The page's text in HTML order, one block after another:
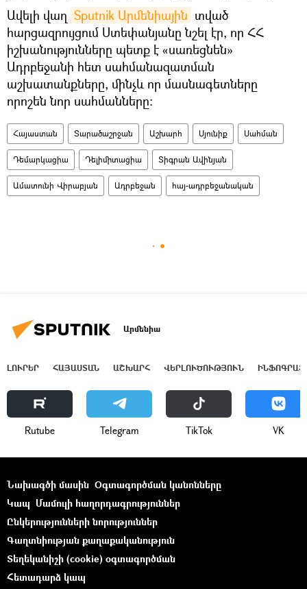
Ավելի վաղ Sputnik Արմենիային տված
հարցազրույցում Ստեփանյանը նշել էր, որ ՀՀ
իշխանությունները պետք է «սառեցնեն»
Ադրբեջանի հետ սահմանազատման
աշխատանքները, մինչև որ մասնագետները
որոշեն նոր սահմանները։
Հայաստան Տարածաշրջան Աշխարհ Սյունիք Սահման
Դեմարկացիա Դելիմիտացիա Տիգրան Ավինյան
Ամատունի Վիրաբյան Ադրբեջան հայ-ադրբեջանական
Արմենիա
ԼՈՒՐԵՐ ՀԱՅԱՍՏԱՆ ԱՇԽԱՐՀ ՎԵՐԼՈՒԾՈՒԹՅՈՒՆ
Rutube Telegram ТikТоk VK
Նախագծի մասին Օգտագործման կանոնները
Կապ Մամուլի հաղորդագրություններ
Ընկերությունների նորություններ
Գաղտնիության քաղաքականություն
Տեղեկանիշի (cookie) օգտագործման
Հետադարձ կապ